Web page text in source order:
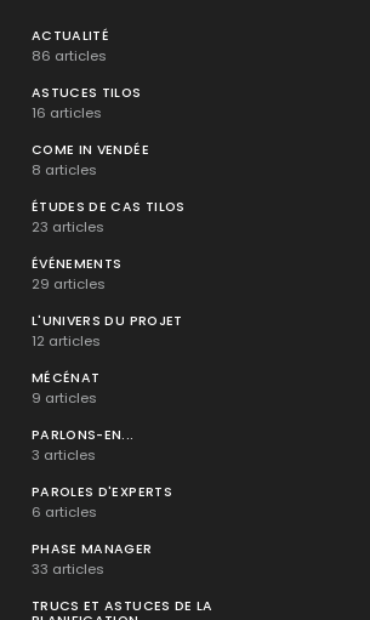
ACTUALITÉ
86 articles
ASTUCES TILOS
16 articles
COME IN VENDÉE
8 articles
ÉTUDES DE CAS TILOS
23 articles
ÉVÉNEMENTS
29 articles
L'UNIVERS DU PROJET
12 articles
MÉCÉNAT
9 articles
PARLONS-EN...
3 articles
PAROLES D'EXPERTS
6 articles
PHASE MANAGER
33 articles
TRUCS ET ASTUCES DE LA